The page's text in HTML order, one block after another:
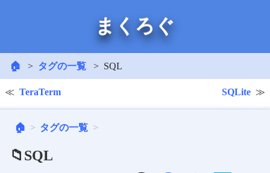
まくろぐ
🏠 タグの一覧 SQL
TeraTerm SQLite
🏠 タグの一覧
📁SQL